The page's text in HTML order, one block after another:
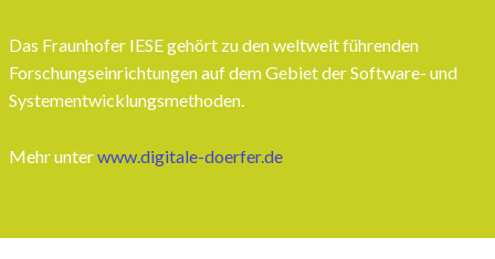
Das Fraunhofer IESE gehört zu den weltweit führenden
Forschungseinrichtungen auf dem Gebiet der Software- und
Systementwicklungsmethoden.
Mehr unterwww.digitale-doerfer.de